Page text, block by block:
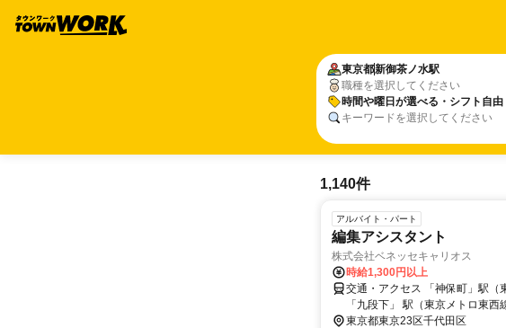
東京都新御茶ノ水駅
職種を選択してください
時間や曜日が選べる・シフト自由
キーワードを選択してください
1,140件
アルバイト・パート
編集アシスタント
株式会社ベネッセキャリオス
時給1,300円以上
交通・アクセス 「神保町」駅（
「九段下」 駅（東京メトロ東
東京都東京23区千代田区